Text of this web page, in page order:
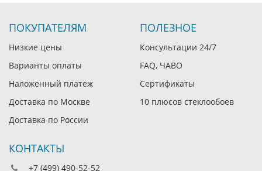
ПОКУПАТЕЛЯМ
Низкие цены
Варианты оплаты
Наложенный платеж
Доставка по Москве
Доставка по России
ПОЛЕЗНОЕ
Консультации 24/7
FAQ, ЧАВО
Сертификаты
10 плюсов стеклообоев
КОНТАКТЫ
+7 (499) 490-52-52